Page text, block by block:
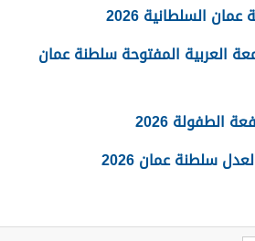
السلطانية 2026
العربية المفتوحة سلطنة عمان
2026
سلطنة عمان 2026